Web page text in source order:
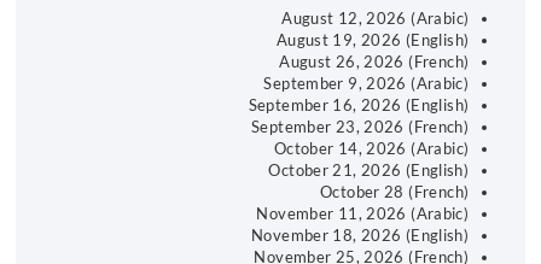
August 12, 2026 (Arabic)
August 19, 2026 (English)
August 26, 2026 (French)
September 9, 2026 (Arabic)
September 16, 2026 (English)
September 23, 2026 (French)
October 14, 2026 (Arabic)
October 21, 2026 (English)
October 28 (French)
November 11, 2026 (Arabic)
November 18, 2026 (English)
November 25, 2026 (French)